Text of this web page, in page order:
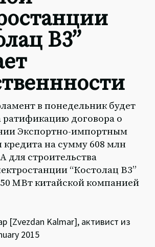
B3”
в понедельник будет
ратификацию договора о
Экспортно-импортным
кредита на сумму 608 млн
для строительства
“Костолац B3”
МВт китайской компанией
[Zvezdan Kalmar], активист из
2015